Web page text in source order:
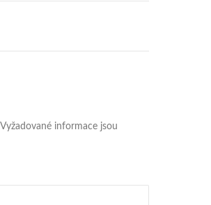
Vyžadované informace jsou